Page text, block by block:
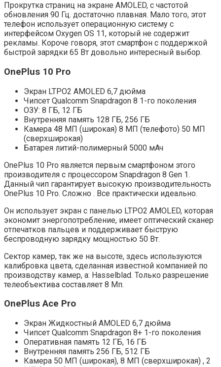
Прокрутка страниц на экране AMOLED, с частотой
обновления 90 Гц. достаточно плавная. Мало того, этот
телефон использует операционную систему с
интерфейсом Oxygen OS 11, который не содержит
рекламы. Короче говоря, этот смартфон с поддержкой
быстрой зарядки 65 Вт довольно интересный выбор.
OnePlus 10 Pro
Экран LTPO2 AMOLED 6,7 дюйма
Чипсет Qualcomm Snapdragon 8 1-го поколения
ОЗУ: 8 ГБ, 12 ГБ
Внутренняя память 128 ГБ, 256 ГБ
Камера 48 МП (широкая) 8 МП (телефото) 50 МП
(сверхширокая)
Батарея литий-полимерный 5000 мАч
OnePlus 10 Pro является первым смартфоном этого
производителя с процессором Snapdragon 8 Gen 1.
Данный чип гарантирует высокую производительность
OnePlus 10 Pro. Сложно . Все практически идеально.
Он использует экран с панелью LTPO2 AMOLED, которая
экономит энергопотребление, имеет оптический сканер
отпечатков пальцев и поддерживает быструю
беспроводную зарядку мощностью 50 Вт.
Сектор камер, так же на высоте, здесь используются
калибровка цвета, сделанная известной компанией по
производству камер, а: Hasselblad. Только разрешение
телеобъектива составляет 8 Мп.
OnePlus Ace Pro
Экран Жидкостный AMOLED 6,7 дюйма
Чипсет Qualcomm Snapdragon 8+ 1-го поколения
Оперативная память 12 ГБ, 16 ГБ
Внутренняя память 256 ГБ, 512 ГБ
Камера 50 МП (широкая), 8 МП (сверхширокая) , 2